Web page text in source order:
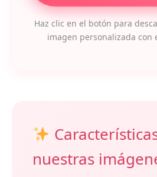
Haz clic en el botón para
imagen personalizada con
nuestras